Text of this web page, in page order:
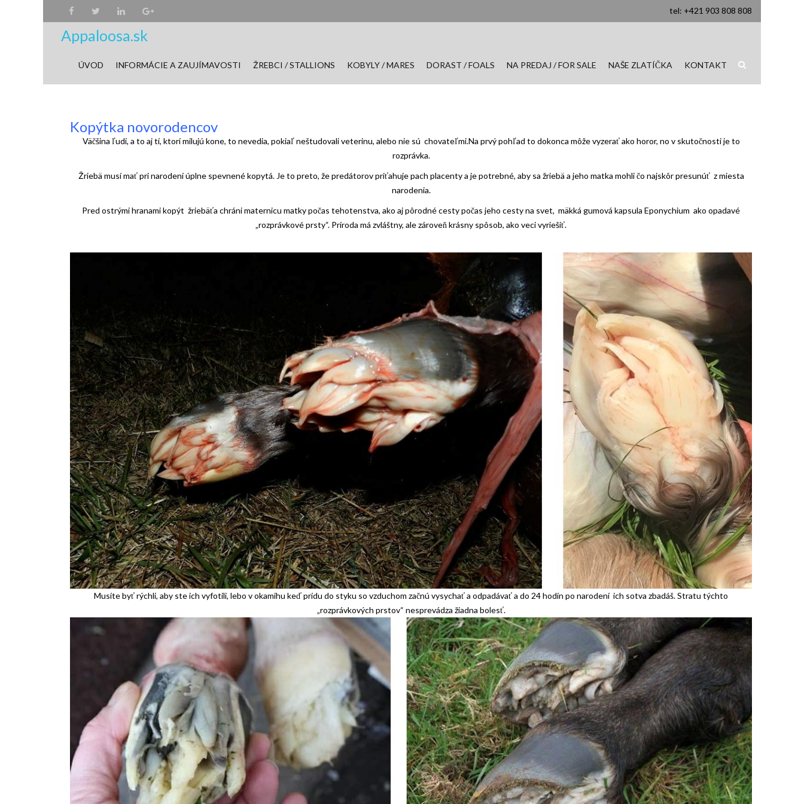
tel: +421 903 808 808
Appaloosa.sk
ÚVOD INFORMÁCIE A ZAUJÍMAVOSTI ŽREBCI / STALLIONS KOBYLY / MARES DORAST / FOALS NA PREDAJ / FOR SALE NAŠE ZLATÍČKA KONTAKT
Kopýtka novorodencov
Väčšina ľudí, a to aj tí, ktorí milujú kone, to nevedia, pokiaľ neštudovali veterinu, alebo nie sú chovateľmi.Na prvý pohľad to dokonca môže vyzerať ako horor, no v skutočnosti je to
rozprávka.
Žriebä musí mať pri narodení úplne spevnené kopytá. Je to preto, že predátorov priťahuje pach placenty a je potrebné, aby sa žriebä a jeho matka mohli čo najskôr presunúť z miesta
narodenia.
Pred ostrými hranami kopýt žriebäťa chráni maternicu matky počas tehotenstva, ako aj pôrodné cesty počas jeho cesty na svet, mäkká gumová kapsula Eponychium ako opadavé
„rozprávkové prsty“. Príroda má zvláštny, ale zároveň krásny spôsob, ako veci vyriešiť.
Musíte byť rýchli, aby ste ich vyfotili, lebo v okamihu keď prídu do styku so vzduchom začnú vysychať a odpadávať a do 24 hodín po narodení ich sotva zbadáš. Stratu týchto
„rozprávkových prstov“ nesprevádza žiadna bolesť.